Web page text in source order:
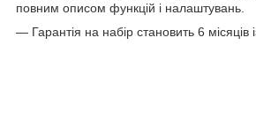
повним описом функцій і налаштувань.
— Гарантія на набір становить 6 місяців